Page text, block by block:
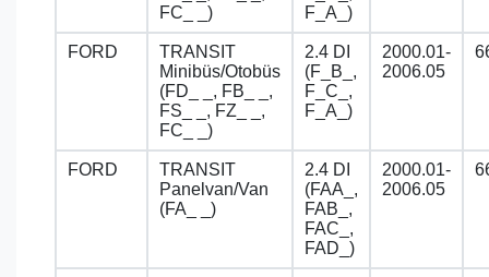
FC_ _)
F_A_)
FORD
TRANSIT
Minibüs/Otobüs
(FD_ _, FB_ _,
FS_ _, FZ_ _,
FC_ _)
2.4 DI
(F_B_,
F_C_,
F_A_)
2000.01-
2006.05
FORD
TRANSIT
Panelvan/Van
(FA_ _)
2.4 DI
(FAA_,
FAB_,
FAC_,
FAD_)
2000.01-
2006.05